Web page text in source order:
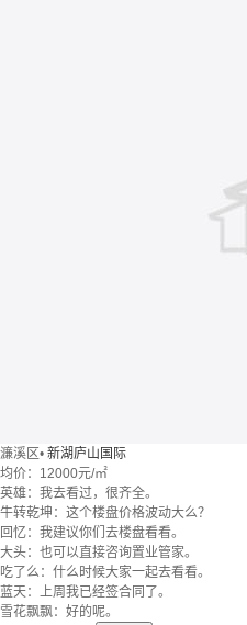
濂溪区• 新湖庐山国际
均价： 12000元/㎡
英雄：我去看过，很齐全。
牛转乾坤：这个楼盘价格波动大么？
回忆：我建议你们去楼盘看看。
大头：也可以直接咨询置业管家。
吃了么：什么时候大家一起去看看。
蓝天：上周我已经签合同了。
雪花飘飘：好的呢。